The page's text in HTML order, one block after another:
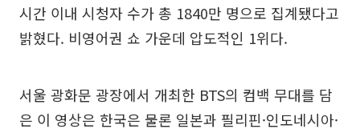
시간 이내 시청자 수가 총 1840만 명으로 집계됐다고
밝혔다. 비영어권 쇼 가운데 압도적인 1위다.
서울 광화문 광장에서 개최한 BTS의 컴백 무대를 담
은 이 영상은 한국은 물론 일본과 필리핀·인도네시아·